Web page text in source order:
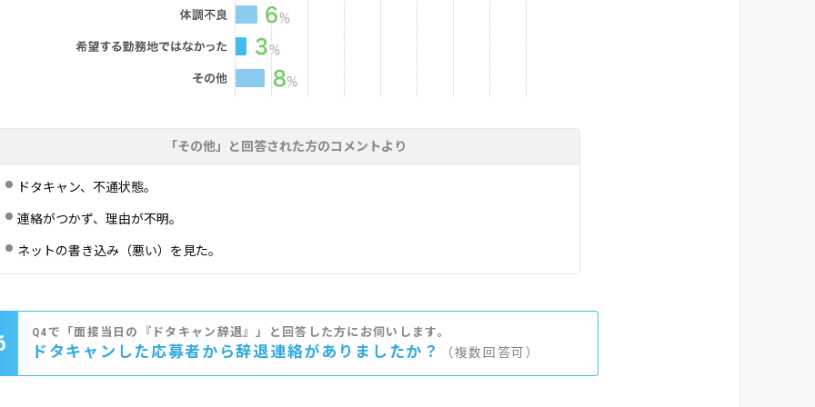
「その他」と回答された方のコメントより
ドタキャン、不通状態。
連絡がつかず、理由が不明。
ネットの書き込み（悪い）を見た。
Q4で「面接当日の『ドタキャン辞退』」と回答した方にお伺いします。
ドタキャンした応募者から辞退連絡がありましたか？ 複数回答可